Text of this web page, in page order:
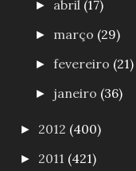
► abril (17)
► março (29)
►fevereiro (21)
► janeiro (36)
► 2012 (400)
► 2011 (421)